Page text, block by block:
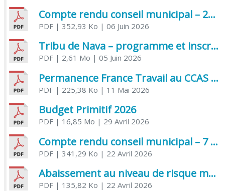
Compte rendu conseil municipal – 21 avril 2026
PDF| 352,93 Ko | 06 Juin 2026
Tribu de Nava – programme et inscriptions été 2026
PDF| 2,61 Mo | 05 Juin 2026
Permanence France Travail au CCAS de Saujon Juin 2026
PDF| 225,38 Ko | 11 Mai 2026
Budget Primitif 2026
PDF| 16,85 Mo | 29 Avril 2026
Compte rendu conseil municipal – 7 avril 2026
PDF| 341,29 Ko | 22 Avril 2026
Abaissement au niveau de risque modéré de l’Influenza aviaire
PDF| 135,82 Ko | 22 Avril 2026